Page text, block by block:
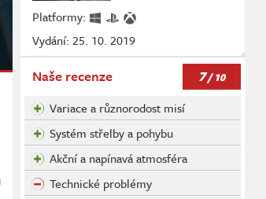
Platformy:
Vydání: 25. 10. 2019
Naše recenze 7/ 10
Variace a různorodost misí
Systém střelby a pohybu
Akční a napínavá atmosféra
Technické problémy